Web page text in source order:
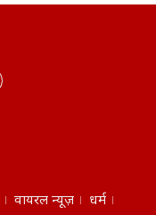
वायरल न्यूज़
धर्म